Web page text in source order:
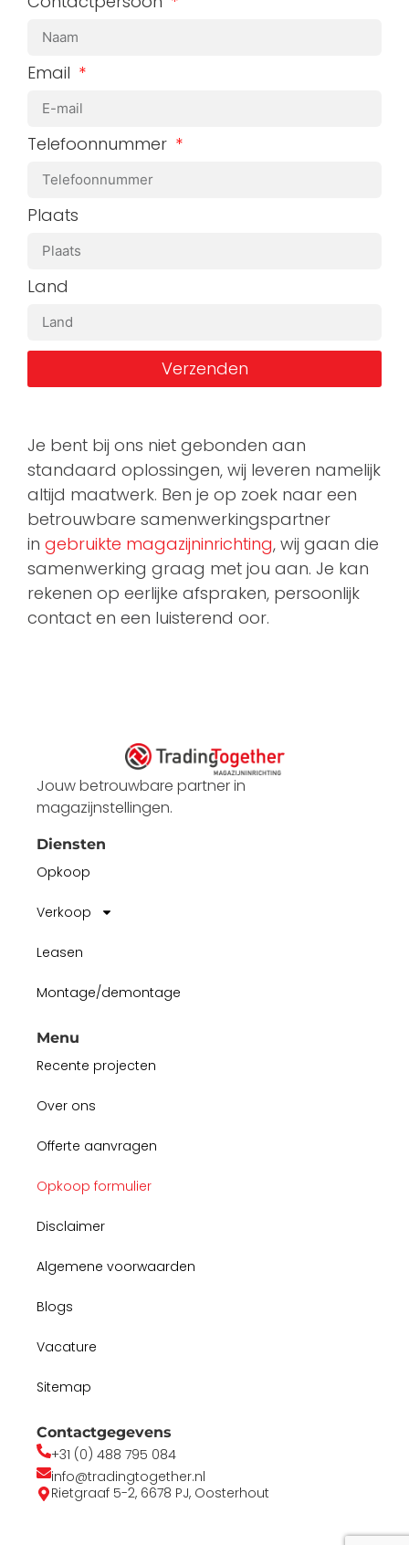
Email
Telefoonnummer
Plaats
Land
Verzenden
Je bent bij ons niet gebonden aan
standaard oplossingen, wij leveren namelijk
altijd maatwerk. Ben je op zoek naar een
betrouwbare samenwerkingspartner
in gebruikte magazijninrichting, wij gaan die
samenwerking graag met jou aan. Je kan
rekenen op eerlijke afspraken, persoonlijk
contact en een luisterend oor.
Jouw betrouwbare partner in
magazijnstellingen.
Diensten
Opkoop
Verkoop
Leasen
Montage/demontage
Menu
Recente projecten
Over ons
Offerte aanvragen
Opkoop formulier
Disclaimer
Algemene voorwaarden
Blogs
Vacature
Sitemap
Contactgegevens
+31 (0) 488 795 084
info@tradingtogether.nl
Rietgraaf 5-2, 6678 PJ, Oosterhout